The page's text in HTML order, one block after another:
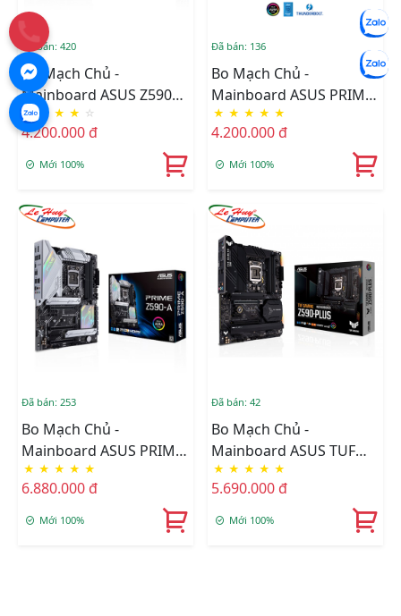
Đã bán: 420
Bo Mạch Chủ -
Mainboard ASUS Z590M-
PLUS PRIME
★ ★ ★ ★ ☆
4.200.000 đ
Mới 100%
Đã bán: 136
Bo Mạch Chủ -
Mainboard ASUS PRIME
Z590-P/CSM
★ ★ ★ ★ ★
4.200.000 đ
Mới 100%
Đã bán: 253
Bo Mạch Chủ -
Mainboard ASUS PRIME
Z590-A
★ ★ ★ ★ ★
6.880.000 đ
Mới 100%
Đã bán: 42
Bo Mạch Chủ -
Mainboard ASUS TUF
GAMING Z590-PLUS
★ ★ ★ ★ ★
5.690.000 đ
Mới 100%